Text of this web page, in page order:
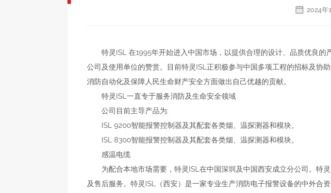
2024年
特灵ISL 在1995年开始进入中国市场，以提供合理的设计、品质优良的
公司及使用单位的赞赏。目前特灵ISL正积极参与中国多项工程的招标及协
消防自动化及保障人民生命财产安全方面做出自己优越的贡献。
特灵ISL一直专于服务消防及生命安全领域
公司目前主导产品为:
ISL 9200智能报警控制器及其配套各类烟、温探测器和模块。
ISL 8300智能报警控制器及其配套各类烟、温探测器和模块。
感温电缆
为配合本地市场需要，特灵ISL在中国深圳及中国西安成立分公司。特
及售后服务。特灵ISL（西安）是一家专业生产消防电子报警设备的中外合